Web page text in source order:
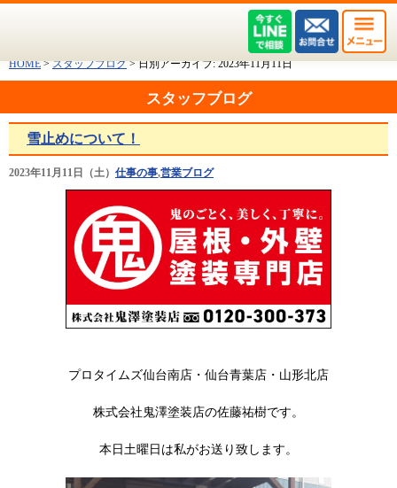
HOME > スタッフブログ > 日別アーカイブ:2023年11月11日
スタッフブログ
雪止めについて！
2023年11月11日（土） 仕事の事,営業ブログ
プロタイムズ仙台南店・仙台青葉店 ・山形北店
株式会社鬼澤塗装店の佐藤祐樹です。
本日土曜日は私がお送り致します。